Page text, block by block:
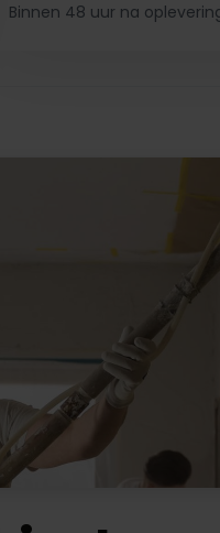
Binnen 48 uur na